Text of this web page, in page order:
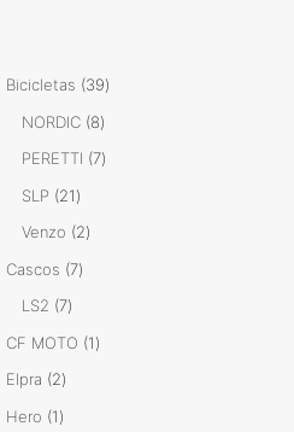
Bicicletas 3939
NORDIC 88
productos
PERETTI 77
SLP 2121
productos
Venzo 22
Cascos 77
LS2 77
productos
CF MOTO 11
Elpra 22
productos
Hero 11